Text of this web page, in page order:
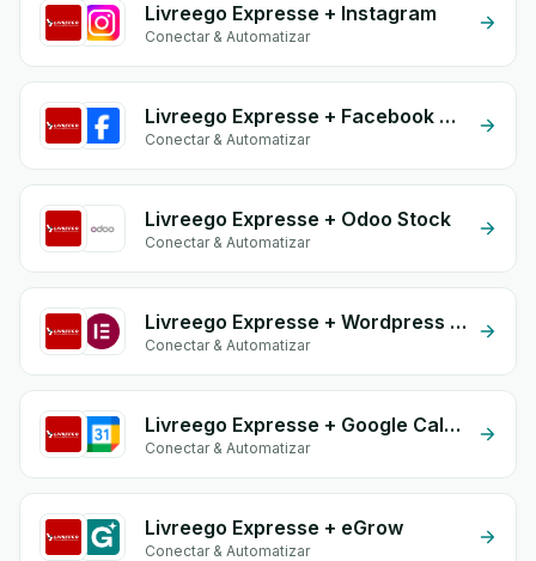
Livreego Expresse + Instagram
Conectar & Automatizar
Livreego Expresse + Facebook Comments
Conectar & Automatizar
Livreego Expresse + Odoo Stock
Conectar & Automatizar
Livreego Expresse + Wordpress Elementor
Conectar & Automatizar
Livreego Expresse + Google Calendar
Conectar & Automatizar
Livreego Expresse + eGrow
Conectar & Automatizar